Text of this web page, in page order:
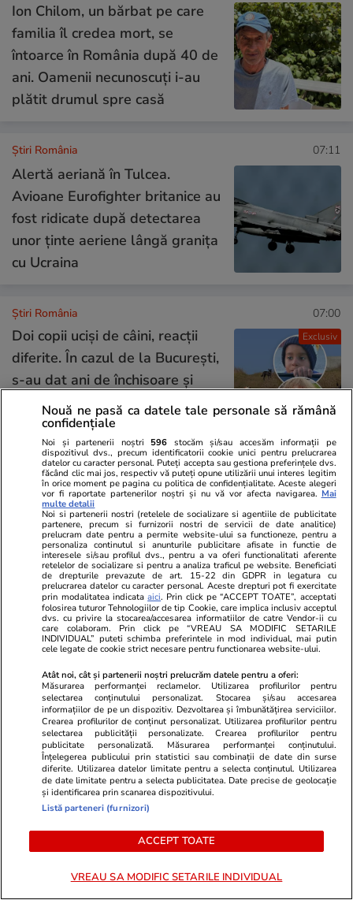
Ion Chilom, un bărbat pe care
familia îl credea mort, se
întoarce în România după 40 de
ani. Oamenii necunoscuți i-au
plătit drumul spre casă
Știri România 07:11
Alertă aeriană în Tulcea.
Avioane Eurofighter britanice au
fost ridicate după detectarea
unor ținte aeriene lângă granița
cu Ucraina
Exclusiv
Știri România 07:00
Doi copii ucişi de câini, reacţii
diferite. În cazul de la Bucureşti,
s-au dat ani de închisoare şi
2.400.000 de euro daune, în
timp ce la Craiova, nu există
niciun vinovat
30 iul.
Despre gândirea „îngust-
funcționărească” a celor care iau
decizii
Guru C. Georgescu, patima
lăudăroșeniei, plăcerea de a
pălăvrăgi și înnebunirea națiunii
„România are atâta noroc, încât
Nouă ne pasă ca datele tale personale să rămână
confidențiale
Noi și partenerii noștri 596 stocăm și/sau accesăm informații pe
dispozitivul dvs., precum identificatorii cookie unici pentru prelucrarea
datelor cu caracter personal. Puteți accepta sau gestiona preferințele dvs.
făcând clic mai jos, respectiv vă puteți opune utilizării unui interes legitim
în orice moment pe pagina cu politica de confidențialitate. Aceste alegeri
vor fi raportate partenerilor noștri și nu vă vor afecta navigarea. Mai
multe detalii
Noi si partenerii nostri (retelele de socializare si agentiile de publicitate
partenere, precum si furnizorii nostri de servicii de date analitice)
prelucram date pentru a permite website-ului sa functioneze, pentru a
personaliza continutul si anunturile publicitare afisate in functie de
interesele si/sau profilul dvs., pentru a va oferi functionalitati aferente
retelelor de socializare si pentru a analiza traficul pe website. Beneficiati
de drepturile prevazute de art. 15-22 din GDPR in legatura cu
prelucrarea datelor cu caracter personal. Aceste drepturi pot fi exercitate
prin modalitatea indicataaici. Prin click pe “ACCEPT TOATE”, acceptati
folosirea tuturor Tehnologiilor de tip Cookie, care implica inclusiv acceptul
dvs. cu privire la stocarea/accesarea informatiilor de catre Vendor-ii cu
care colaboram. Prin click pe “VREAU SA MODIFIC SETARILE
INDIVIDUAL” puteti schimba preferintele in mod individual, mai putin
cele legate de cookie strict necesare pentru functionarea website-ului.
Atât noi, cât și partenerii noștri prelucrăm datele pentru a oferi:
Măsurarea performanței reclamelor. Utilizarea profilurilor pentru
selectarea conținutului personalizat. Stocarea și/sau accesarea
informațiilor de pe un dispozitiv. Dezvoltarea și îmbunătățirea serviciilor.
Crearea profilurilor de conținut personalizat. Utilizarea profilurilor pentru
selectarea publicității personalizate. Crearea profilurilor pentru
publicitate personalizată. Măsurarea performanței conținutului.
Înțelegerea publicului prin statistici sau combinații de date din surse
diferite. Utilizarea datelor limitate pentru a selecta conținutul. Utilizarea
de date limitate pentru a selecta publicitatea. Date precise de geolocație
și identificarea prin scanarea dispozitivului.
Listă parteneri (furnizori)
ACCEPT TOATE
VREAU SA MODIFIC SETARILE INDIVIDUAL